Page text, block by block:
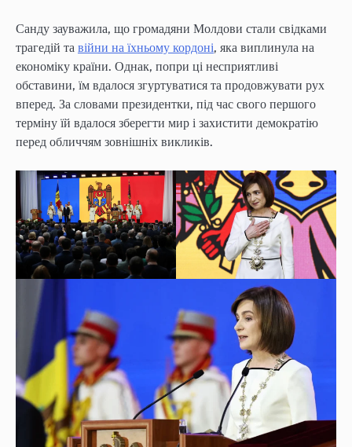
Санду зауважила, що громадяни Молдови стали свідками
трагедій та війни на їхньому кордоні, яка виплинула на
економіку країни. Однак, попри ці несприятливі
обставини, їм вдалося згуртуватися та продовжувати рух
вперед. За словами президентки, під час свого першого
терміну їй вдалося зберегти мир і захистити демократію
перед обличчям зовнішніх викликів.